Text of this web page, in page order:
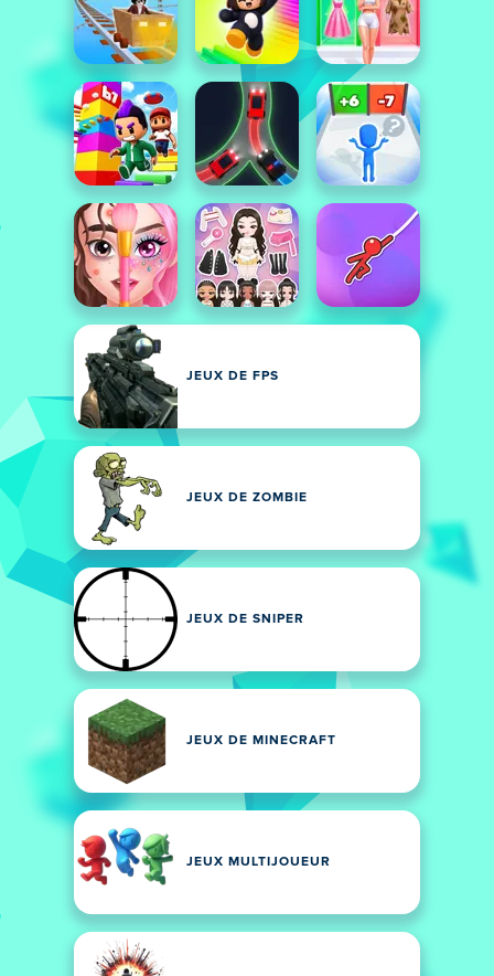
JEUX DE FPS
JEUX DE ZOMBIE
JEUX DE SNIPER
JEUX DE MINECRAFT
JEUX MULTIJOUEUR